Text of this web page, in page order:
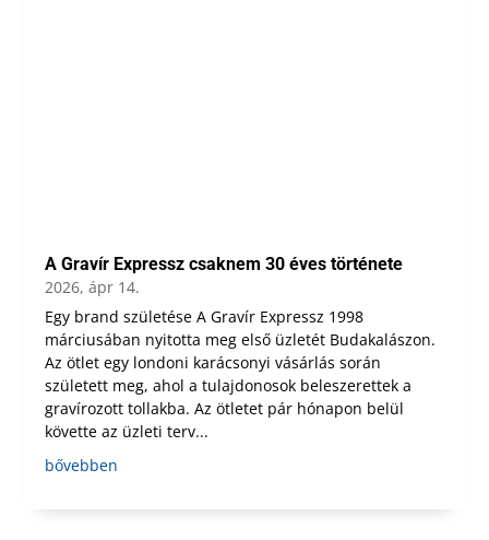
A Gravír Expressz csaknem 30 éves története
2026, ápr 14.
Egy brand születése A Gravír Expressz 1998
márciusában nyitotta meg első üzletét Budakalászon.
Az ötlet egy londoni karácsonyi vásárlás során
született meg, ahol a tulajdonosok beleszerettek a
gravírozott tollakba. Az ötletet pár hónapon belül
követte az üzleti terv...
bővebben